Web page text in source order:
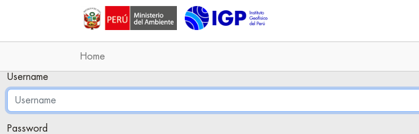
Home
Username
Password